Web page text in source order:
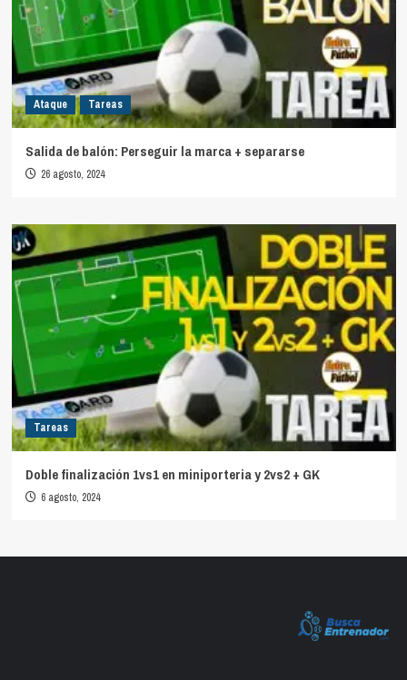
Ataque Tareas
Salida de balón: Perseguir la marca + separarse
26 agosto, 2024
Tareas
Doble finalización 1vs1 en miniporteria y 2vs2 + GK
6 agosto, 2024